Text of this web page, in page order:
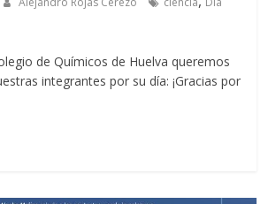
de Químicos de Huelva queremos
integrantes por su día: ¡Gracias por